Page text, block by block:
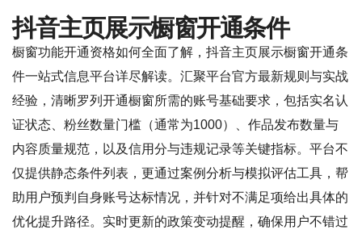
抖音主页展示橱窗开通条件
橱窗功能开通资格如何全面了解，抖音主页展示橱窗开通条
件一站式信息平台详尽解读。汇聚平台官方最新规则与实战
经验，清晰罗列开通橱窗所需的账号基础要求，包括实名认
证状态、粉丝数量门槛（通常为1000）、作品发布数量与
内容质量规范，以及信用分与违规记录等关键指标。平台不
仅提供静态条件列表，更通过案例分析与模拟评估工具，帮
助用户预判自身账号达标情况，并针对不满足项给出具体的
优化提升路径。实时更新的政策变动提醒，确保用户不错过